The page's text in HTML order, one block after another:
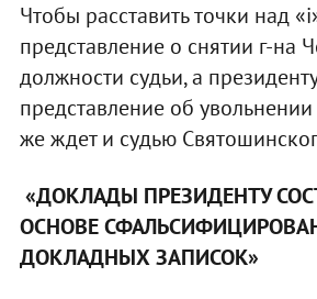
Чтобы расставить точки над
представление о снятии г-на
должности судьи, а
представление об
же ждет и судью
«ДОКЛАДЫ ПРЕЗИДЕНТУ
ОСНОВЕ
ДОКЛАДНЫХ ЗАПИСОК»